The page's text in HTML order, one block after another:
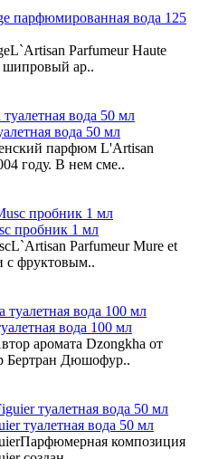
парфюмированная вода 125
Parfumeur Haute
шипровый ар..
вода 50 мл
парфюм L'Artisan
году. В нем сме..
пробник 1 мл
Parfumeur Mure et
с фруктовым..
вода 100 мл
аромата Dzongkha от
Бертран Дюшофур..
туалетная вода 50 мл
композиция